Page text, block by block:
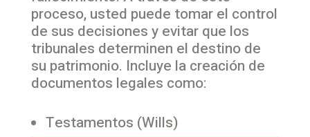
proceso, usted puede tomar el control
de sus decisiones y evitar que los
tribunales determinen el destino de
su patrimonio. Incluye la creación de
documentos legales como:
Testamentos (Wills)